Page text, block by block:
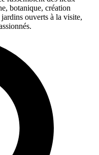
botanique, création
ouverts à la visite,